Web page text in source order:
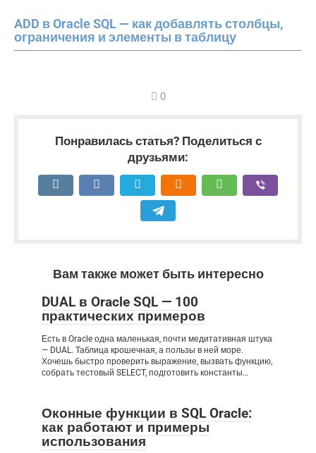
ADD в Oracle SQL — как добавлять столбцы,
ограничения и элементы в таблицу
0
Понравилась статья? Поделиться с
друзьями:
Вам также может быть интересно
DUAL в Oracle SQL — 100
практических примеров
Есть в Oracle одна маленькая, почти медитативная штука
— DUAL. Таблица крошечная, а пользы в ней море.
Хочешь быстро проверить выражение, вызвать функцию,
собрать тестовый SELECT, подготовить константы…
Оконные функции в SQL Oracle:
как работают и примеры
использования